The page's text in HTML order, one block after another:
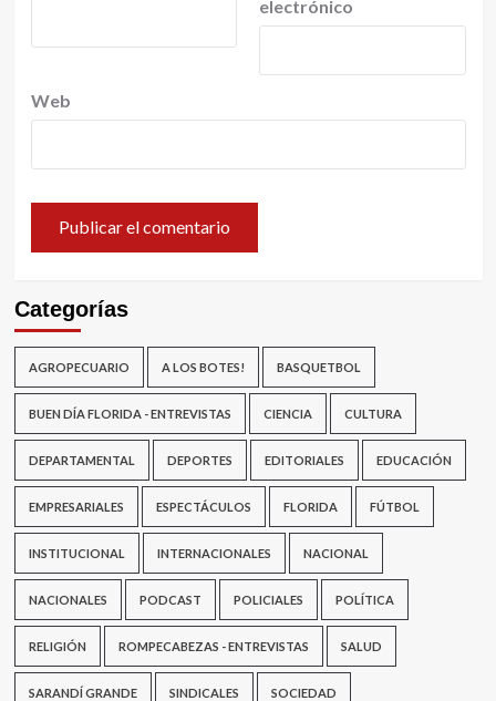
electrónico
Web
Categorías
AGROPECUARIO A LOS BOTES! BASQUETBOL
BUEN DÍA FLORIDA - ENTREVISTAS CIENCIA CULTURA
DEPARTAMENTAL DEPORTES EDITORIALES EDUCACIÓN
EMPRESARIALES ESPECTÁCULOS FLORIDA FÚTBOL
INSTITUCIONAL INTERNACIONALES NACIONAL
NACIONALES PODCAST POLICIALES POLÍTICA
RELIGIÓN ROMPECABEZAS - ENTREVISTAS SALUD
SARANDÍ GRANDE SINDICALES SOCIEDAD